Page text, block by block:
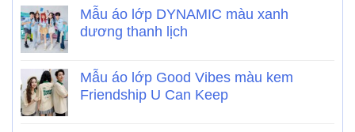
Mẫu áo lớp DYNAMIC màu xanh
dương thanh lịch
Mẫu áo lớp Good Vibes màu kem
Friendship U Can Keep